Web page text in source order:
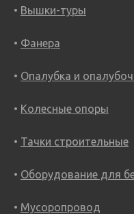
Вышки-туры
Фанера
Опалубка и
Колесные опоры
Тачки строительные
Оборудование для
Мусоропровод